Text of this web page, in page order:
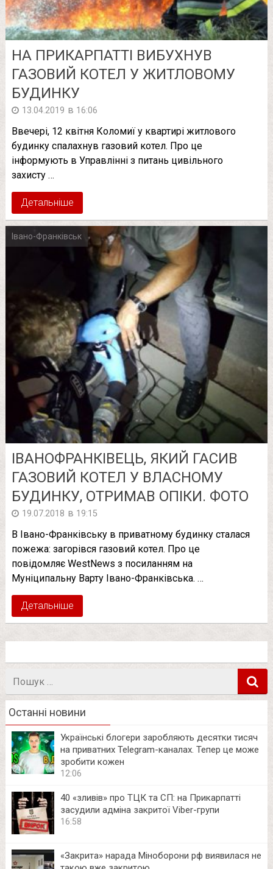
НА ПРИКАРПАТТІ ВИБУХНУВ
ГАЗОВИЙ КОТЕЛ У ЖИТЛОВОМУ
БУДИНКУ
13.04.2019 в 16:06
Ввечері, 12 квітня Коломиї у квартирі житлового
будинку спалахнув газовий котел. Про це
інформують в Управлінні з питань цивільного
захисту …
Детальніше
Івано-Франківськ
ІВАНОФРАНКІВЕЦЬ, ЯКИЙ ГАСИВ
ГАЗОВИЙ КОТЕЛ У ВЛАСНОМУ
БУДИНКУ, ОТРИМАВ ОПІКИ. ФОТО
19.07.2018 в 19:15
В Івано-Франківську в приватному будинку сталася
пожежа: загорівся газовий котел. Про це
повідомляє WestNews з посиланням на
Муніципальну Варту Івано-Франківська. …
Детальніше
Останні новини
Українські блогери заробляють десятки тисяч
на приватних Telegram-каналах. Тепер це може
зробити кожен
12:06
40 «зливів» про ТЦК та СП: на Прикарпатті
засудили адміна закритої Viber-групи
16:58
«Закрита» нарада Міноборони рф виявилася не